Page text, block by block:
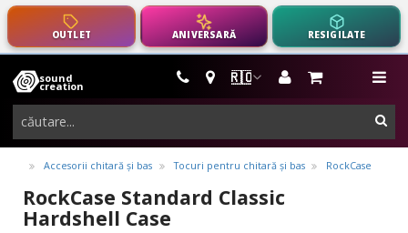
OUTLET ANIVERSARĂ RESIGILATE
🇷🇴
sound
creation
instrumente
muzicale,
echipamente
pro-
audio
Accesorii chitară și bas Tocuri pentru chitară și bas RockCase
RockCase Standard Classic
Hardshell Case